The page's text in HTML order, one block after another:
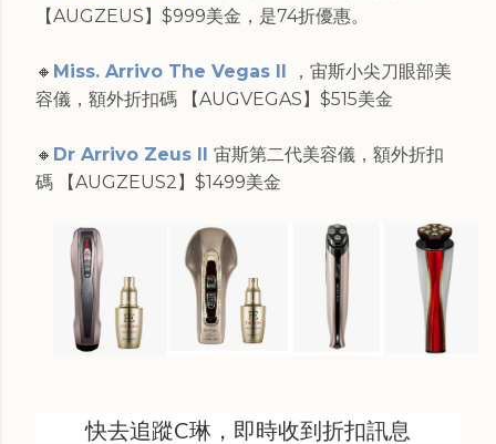
【AUGZEUS】$999美金，是74折優惠。
🔸 Miss. Arrivo The Vegas II
，宙斯小尖刀眼部美
容儀，額外折扣碼 【AUGVEGAS】$515美金
🔸 Dr Arrivo Zeus II 宙斯第二代美容儀，額外折扣
碼 【AUGZEUS2】$1499美金
快去追蹤C琳，即時收到折扣訊息